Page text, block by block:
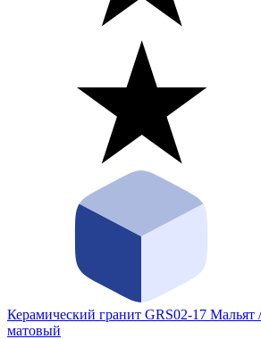
Керамический гранит GRS02-17 Мальят
матовый